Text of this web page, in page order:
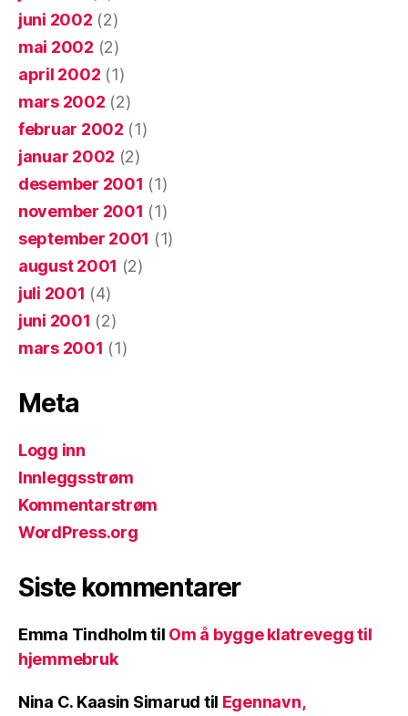
juni 2002 (2)
mai 2002 (2)
april 2002 (1)
mars 2002 (2)
februar 2002 (1)
januar 2002 (2)
desember 2001 (1)
november 2001 (1)
september 2001 (1)
august 2001 (2)
juli 2001 (4)
juni 2001 (2)
mars 2001 (1)
Meta
Logg inn
Innleggsstrøm
Kommentarstrøm
WordPress.org
Siste kommentarer
Emma Tindholmtil Om å bygge klatrevegg til
hjemmebruk
Nina C. Kaasin Simarud til Egennavn,